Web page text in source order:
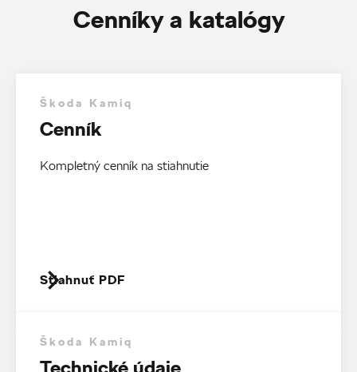
Cenníky a katalógy
Škoda Kamiq
Cenník
Kompletný cenník na stiahnutie
Stiahnuť PDF
Škoda Kamiq